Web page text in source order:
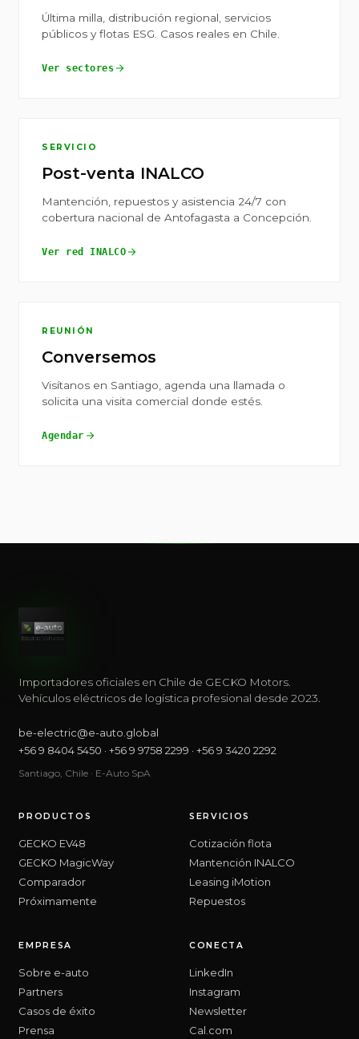
Última milla, distribución regional, servicios
públicos y flotas ESG. Casos reales en Chile.
Ver sectores
SERVICIO
Post-venta INALCO
Mantención, repuestos y asistencia 24/7 con
cobertura nacional de Antofagasta a Concepción.
Ver red INALCO
REUNIÓN
Conversemos
Visítanos en Santiago, agenda una llamada o
solicita una visita comercial donde estés.
Agendar
Importadores oficiales en Chile de GECKO Motors.
Vehículos eléctricos de logística profesional desde 2023.
be-electric@e-auto.global
+56 9 8404 5450 ·+56 9 9758 2299 ·+56 9 3420 2292
Santiago, Chile · E-Auto SpA
PRODUCTOS
GECKO EV48
GECKO MagicWay
Comparador
Próximamente
SERVICIOS
Cotización flota
Mantención INALCO
Leasing iMotion
Repuestos
EMPRESA
Sobre e-auto
Partners
Casos de éxito
Prensa
CONECTA
LinkedIn
Instagram
Newsletter
Cal.com